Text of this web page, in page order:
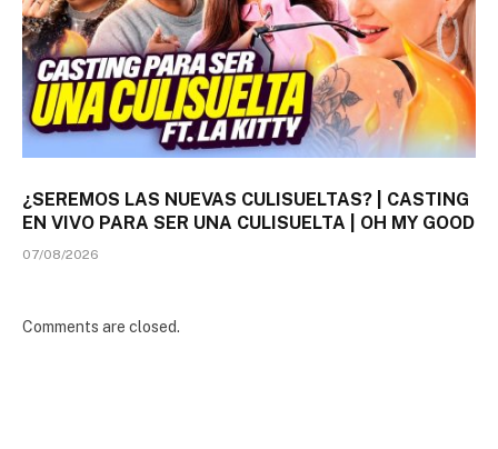
¿SEREMOS LAS NUEVAS CULISUELTAS? | CASTING
EN VIVO PARA SER UNA CULISUELTA | OH MY GOOD
07/08/2026
Comments are closed.